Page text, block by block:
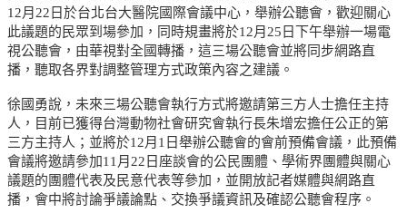
12月22日於台北台大醫院國際會議中心，舉辦公聽會，歡迎關心
此議題的民眾到場參加，同時規畫將於12月25日下午舉辦一場電
視公聽會，由華視對全國轉播，這三場公聽會並將同步網路直
播，聽取各界對調整管理方式政策內容之建議。
徐國勇說，未來三場公聽會執行方式將邀請第三方人士擔任主持
人，目前已獲得台灣動物社會研究會執行長朱增宏擔任公正的第
三方主持人；並將於12月1日舉辦公聽會的會前預備會議，此預備
會議將邀請參加11月22日座談會的公民團體、學術界團體與關心
議題的團體代表及民意代表等參加，並開放記者媒體與網路直
播，會中將討論爭議論點、交換爭議資訊及確認公聽會程序。